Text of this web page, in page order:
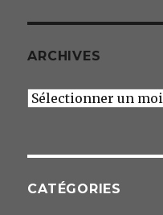
ARCHIVES
Archives
CATÉGORIES